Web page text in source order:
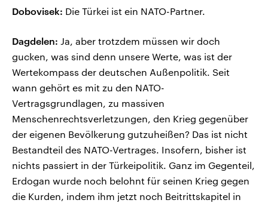
Dobovisek: Die Türkei ist ein NATO-Partner.
Dagdelen: Ja, aber trotzdem müssen wir doch
gucken, was sind denn unsere Werte, was ist der
Wertekompass der deutschen Außenpolitik. Seit
wann gehört es mit zu den NATO-
Vertragsgrundlagen, zu massiven
Menschenrechtsverletzungen, den Krieg gegenüber
der eigenen Bevölkerung gutzuheißen? Das ist nicht
Bestandteil des NATO-Vertrages. Insofern, bisher ist
nichts passiert in der Türkeipolitik. Ganz im Gegenteil,
Erdogan wurde noch belohnt für seinen Krieg gegen
die Kurden, indem ihm jetzt noch Beitrittskapitel in